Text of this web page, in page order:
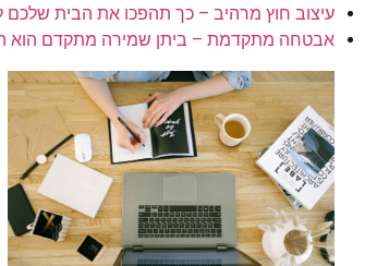
עיצוב חוץ מרהיב – כך תהפכו את הבית שלכם
אבטחה מתקדמת – ביתן שמירה מתקדם הוא